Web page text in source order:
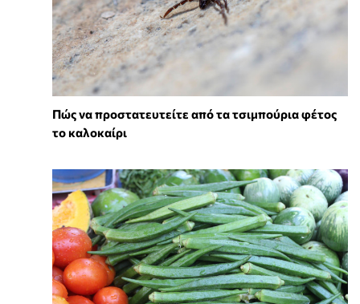
Πώς να προστατευτείτε από τα τσιμπούρια φέτος
το καλοκαίρι